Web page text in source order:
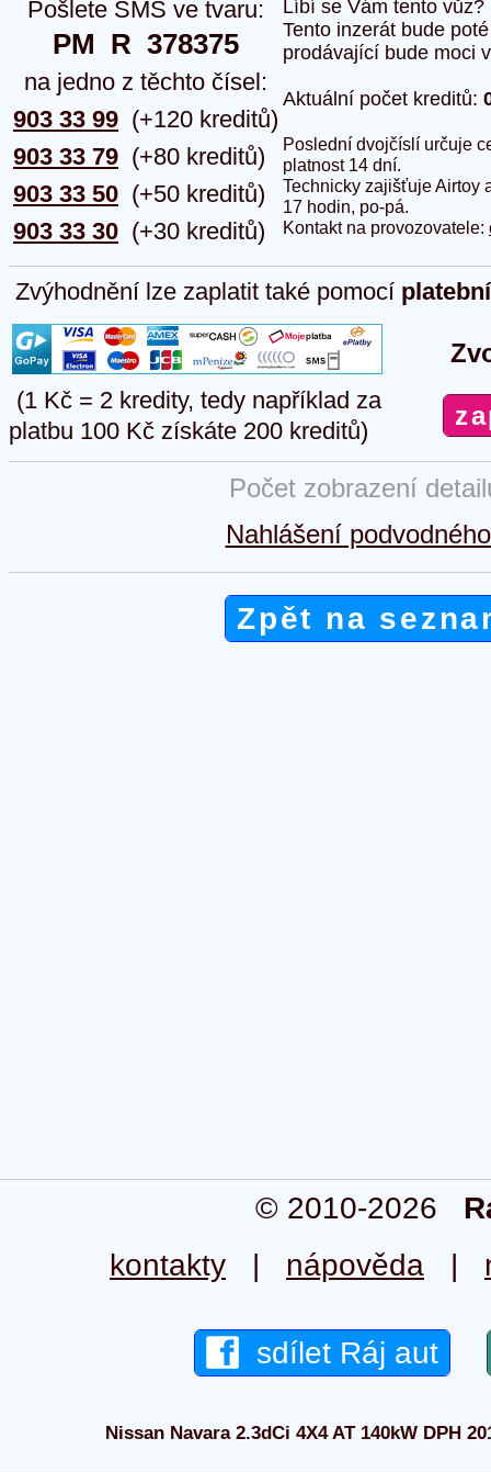
Pošlete SMS ve tvaru:
PM  R  378375
na jedno z těchto čísel:
903 33 99
903 33 79
903 33 50
903 33 30
(+120 kreditů)
(+80 kreditů)
(+50 kreditů)
(+30 kreditů)
Líbí se Vám tento
Tento inzerát bude
prodávající bude moci
Aktuální počet kreditů:
Poslední dvojčíslí určuje
platnost 14 dní.
Technicky zajišťuje Airtoy
17 hodin, po-pá.
Kontakt na provozovatele:
Zvýhodnění lze zaplatit také pomocí
(1 Kč = 2 kredity, tedy například za
platbu 100 Kč získáte 200 kreditů)
Počet zobrazení
Nahlášení
Zpět na
© 2010-2026
kontakty | nápověda |
sdílet Ráj aut
Nissan Navara 2.3dCi 4X4 AT 140kW DPH